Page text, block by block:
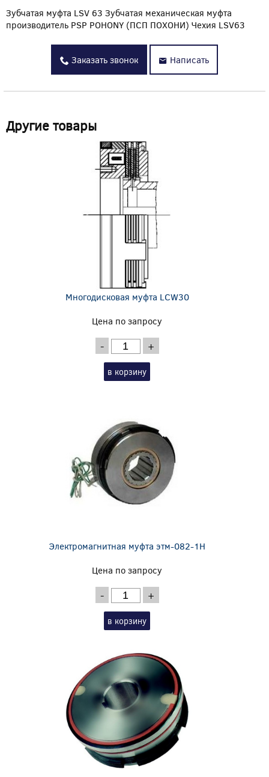
Зубчатая муфта LSV 63 Зубчатая механическая муфта
производитель PSP POHONY (ПСП ПОХОНИ) Чехия LSV63
Заказать звонок Написать
Другие товары
Многодисковая муфта LCW30
Цена по запросу
- +
в корзину
Электромагнитная муфта этм-082-1Н
Цена по запросу
- +
в корзину